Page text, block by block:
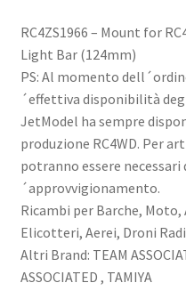
RC4ZS1966 – Mount for
Light Bar (124mm)
PS: Al momento
´effettiva disponibilità
JetModel ha sempre
produzione RC4WD. Per
potranno essere
´approvvigionamento.
Ricambi per Barche,
Elicotteri, Aerei, Droni
Altri Brand: TEAM
ASSOCIATED , TAMIYA